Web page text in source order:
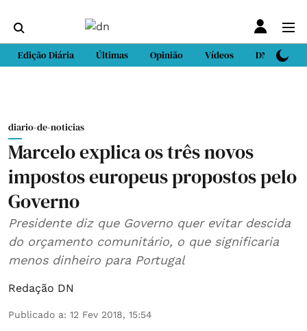
Edição Diária Últimas Opinião Vídeos DN Sport
diario-de-noticias
Marcelo explica os três novos
impostos europeus propostos pelo
Governo
Presidente diz que Governo quer evitar descida
do orçamento comunitário, o que significaria
menos dinheiro para Portugal
Redação DN
Publicado a: 12 Fev 2018, 15:54